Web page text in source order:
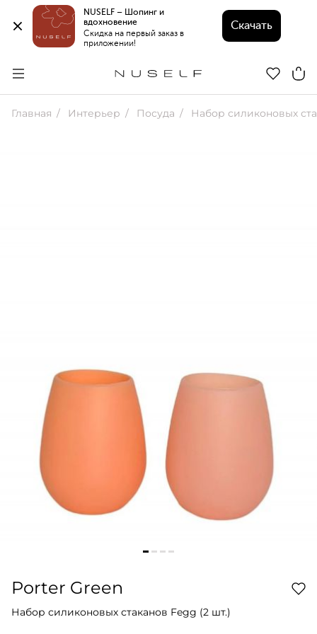
NUSELF – Шопинг и
вдохновение
Скидка на первый заказ в
приложении!
Скачать
Главная Интерьер Посуда Набор силиконовых
Porter Green
Набор силиконовых стаканов Fegg (2 шт.)